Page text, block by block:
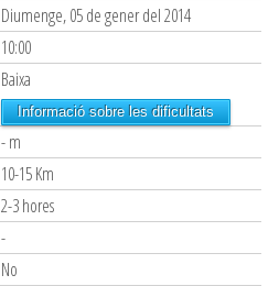
Diumenge, 05 de gener del 2014
10:00
Baixa
Informació sobre les dificultats
- m
10-15 Km
2-3 hores
-
No